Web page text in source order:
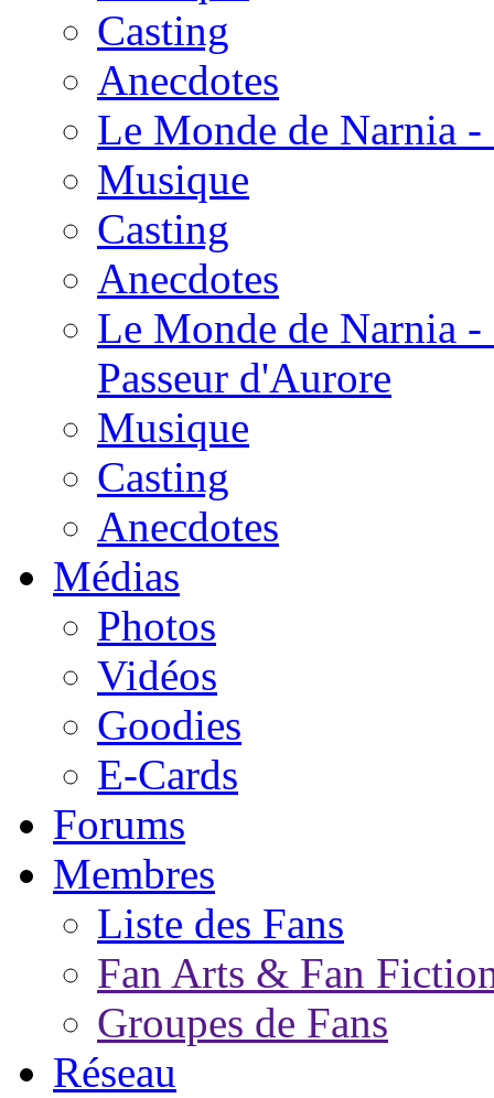
Casting
Anecdotes
Le Monde de Narnia
Musique
Casting
Anecdotes
Le Monde de Narnia
Passeur d'Aurore
Musique
Casting
Anecdotes
Médias
Photos
Vidéos
Goodies
E-Cards
Forums
Membres
Liste des Fans
Fan Arts & Fan
Groupes de Fans
Réseau